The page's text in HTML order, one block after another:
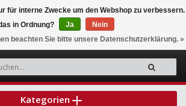
0
Kategorien
für interne Zwecke um den Webshop zu verbessern.
in Ordnung?
Ja
Nein
beachten Sie bitte unsere Datenschutzerklärung. »